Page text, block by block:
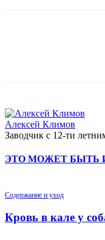
Алексей Климов
Заводчик c 12-ти
ЭТО МОЖЕТ БЫТЬ
Содержание и уход
Кровь в кале у